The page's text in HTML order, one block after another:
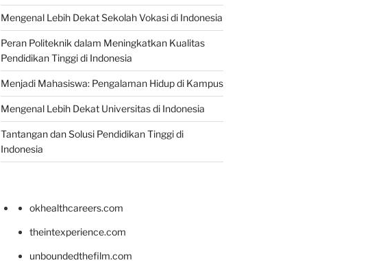
Mengenal Lebih Dekat Sekolah Vokasi di Indonesia
Peran Politeknik dalam Meningkatkan Kualitas
Pendidikan Tinggi di Indonesia
Menjadi Mahasiswa: Pengalaman Hidup di Kampus
Mengenal Lebih Dekat Universitas di Indonesia
Tantangan dan Solusi Pendidikan Tinggi di
Indonesia
okhealthcareers.com
theintexperience.com
unboundedthefilm.com